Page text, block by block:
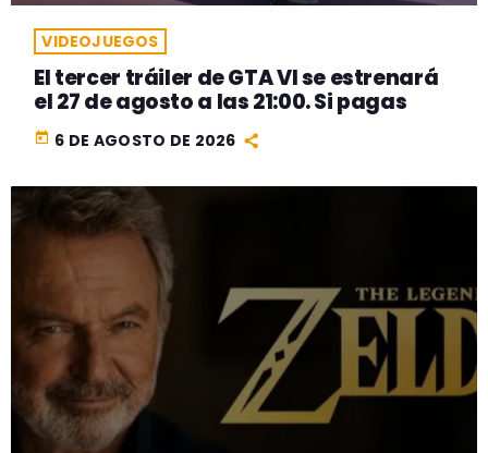
VIDEOJUEGOS
El tercer tráiler de GTA VI se estrenará
el 27 de agosto a las 21:00. Si pagas
today 6 DE AGOSTO DE 2026